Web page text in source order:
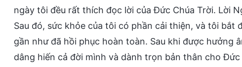
ngày tôi đều rất thích đọc lời của Đức Chúa Trời. Lời
Sau đó, sức khỏe của tôi có phần cải thiện, và tôi bắt
gần như đã hồi phục hoàn toàn. Sau khi được hưởng
dâng hiến cả đời mình và dành trọn bản thân cho